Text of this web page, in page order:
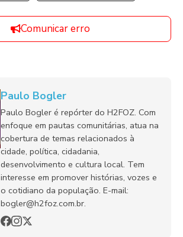
Comunicar erro
Paulo Bogler
Paulo Bogler é repórter do H2FOZ. Com
enfoque em pautas comunitárias, atua na
cobertura de temas relacionados à
cidade, política, cidadania,
desenvolvimento e cultura local. Tem
interesse em promover histórias, vozes e
o cotidiano da população. E-mail:
bogler@h2foz.com.br.